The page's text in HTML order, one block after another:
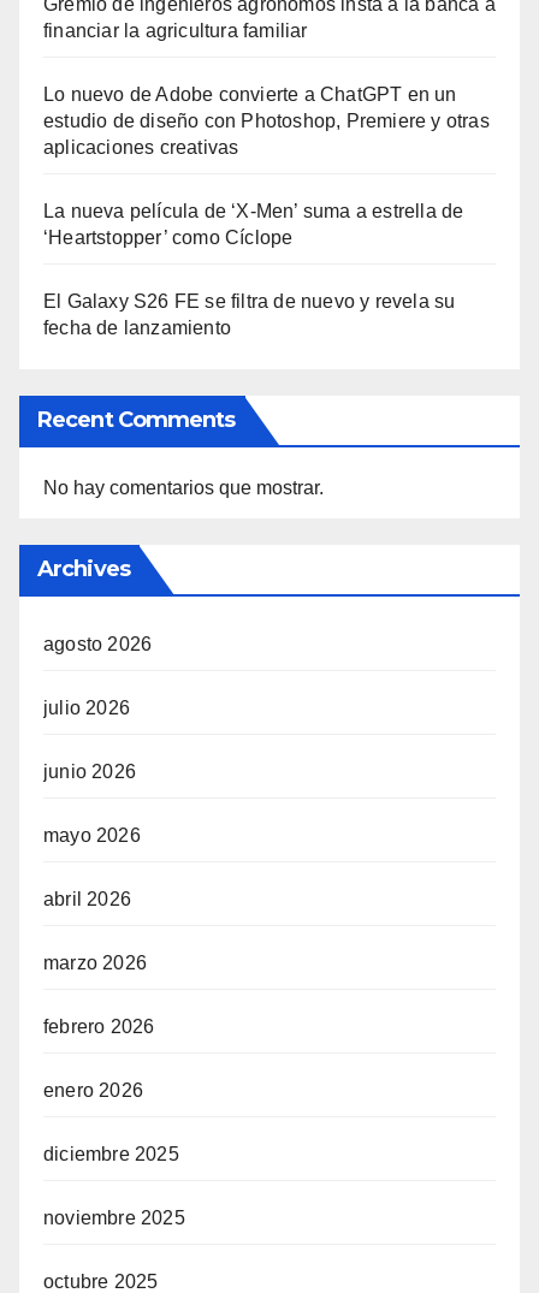
financiar la agricultura familiar
Lo nuevo de Adobe convierte a ChatGPT en un
estudio de diseño con Photoshop, Premiere y otras
aplicaciones creativas
La nueva película de ‘X-Men’ suma a estrella de
‘Heartstopper’ como Cíclope
El Galaxy S26 FE se filtra de nuevo y revela su
fecha de lanzamiento
Recent Comments
No hay comentarios que mostrar.
Archives
agosto 2026
julio 2026
junio 2026
mayo 2026
abril 2026
marzo 2026
febrero 2026
enero 2026
diciembre 2025
noviembre 2025
octubre 2025